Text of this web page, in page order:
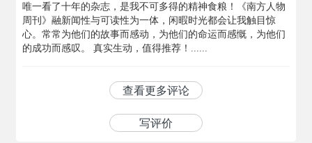
唯一看了十年的杂志，是我不可多得的精神食粮！《南方人物
周刊》融新闻性与可读性为一体，闲暇时光都会让我触目惊
心。常常为他们的故事而感动，为他们的命运而感慨，为他们
的成功而感叹。 真实生动，值得推荐！......
查看更多评论
写评价